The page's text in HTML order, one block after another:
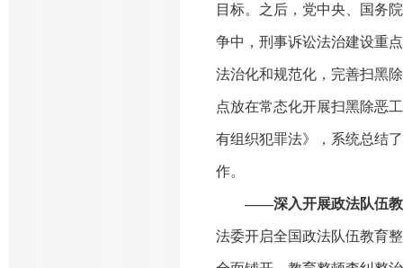
目标。之后，党中央、国务
争中，刑事诉讼法治建设重
法治化和规范化，完善扫黑
点放在常态化开展扫黑除恶
有组织犯罪法》，系统总结
作。
——深入开展政法队伍教
法委开启全国政法队伍教育